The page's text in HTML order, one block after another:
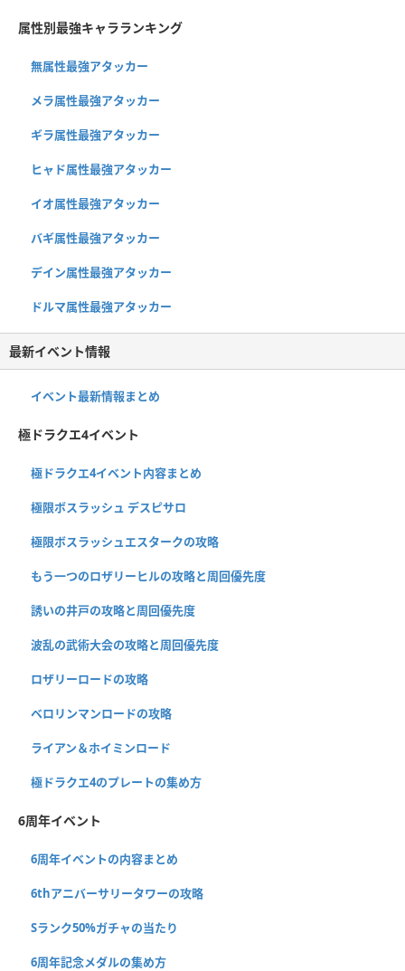
属性別最強キャラランキング
無属性最強アタッカー
メラ属性最強アタッカー
ギラ属性最強アタッカー
ヒャド属性最強アタッカー
イオ属性最強アタッカー
バギ属性最強アタッカー
デイン属性最強アタッカー
ドルマ属性最強アタッカー
最新イベント情報
イベント最新情報まとめ
極ドラクエ4イベント
極ドラクエ4イベント内容まとめ
極限ボスラッシュ デスピサロ
極限ボスラッシュエスタークの攻略
もう一つのロザリーヒルの攻略と周回優先度
誘いの井戸の攻略と周回優先度
波乱の武術大会の攻略と周回優先度
ロザリーロードの攻略
ベロリンマンロードの攻略
ライアン＆ホイミンロード
極ドラクエ4のプレートの集め方
6周年イベント
6周年イベントの内容まとめ
6thアニバーサリータワーの攻略
Sランク50%ガチャの当たり
6周年記念メダルの集め方